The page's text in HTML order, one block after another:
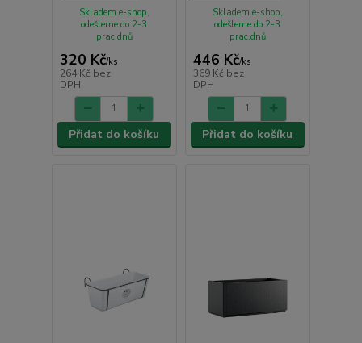
320 Kč/ks
264 Kč bez
DPH
Skladem e-shop,
odešleme do 2-3
prac.dnů
Přidat do košíku
446 Kč/ks
369 Kč bez
DPH
Skladem e-shop,
odešleme do 2-3
prac.dnů
Přidat do košíku